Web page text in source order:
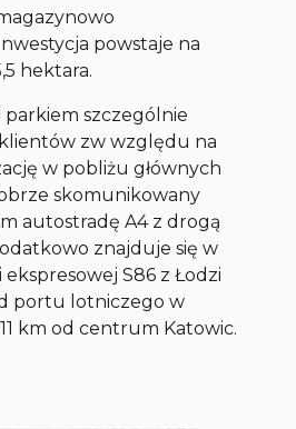
powstaje na
hektara.
parkiem szczególnie
zw względu na
w pobliżu głównych
skomunikowany
autostradę A4 z drogą
znajduje się w
S86 z Łodzi
portu lotniczego w
km od centrum Katowic.